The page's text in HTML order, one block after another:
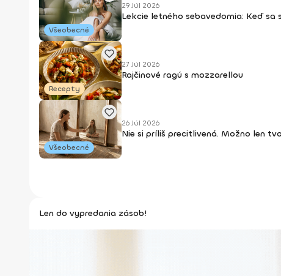
Všeobecné
29 Júl 2026
Lekcie letného sebavedomia: Keď
Recepty
27 Júl 2026
Rajčinové ragú s mozzarellou
Všeobecné
26 Júl 2026
Nie si príliš precitlivená. Možno len
Len do vypredania zásob!